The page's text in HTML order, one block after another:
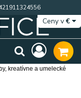
Ceny v€
kreatívne a umelecké